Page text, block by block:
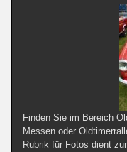
Finden Sie im Bereich
Messen oder
Rubrik für Fotos dient